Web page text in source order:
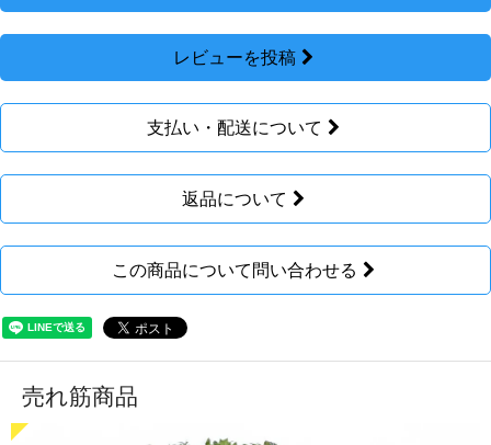
レビューを投稿
支払い・配送について
返品について
この商品について問い合わせる
売れ筋商品